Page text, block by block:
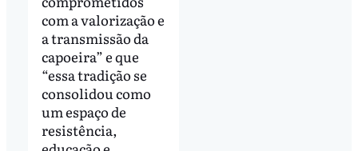
com a valorização e
a transmissão da
capoeira” e que
“essa tradição se
consolidou como
um espaço de
resistência,